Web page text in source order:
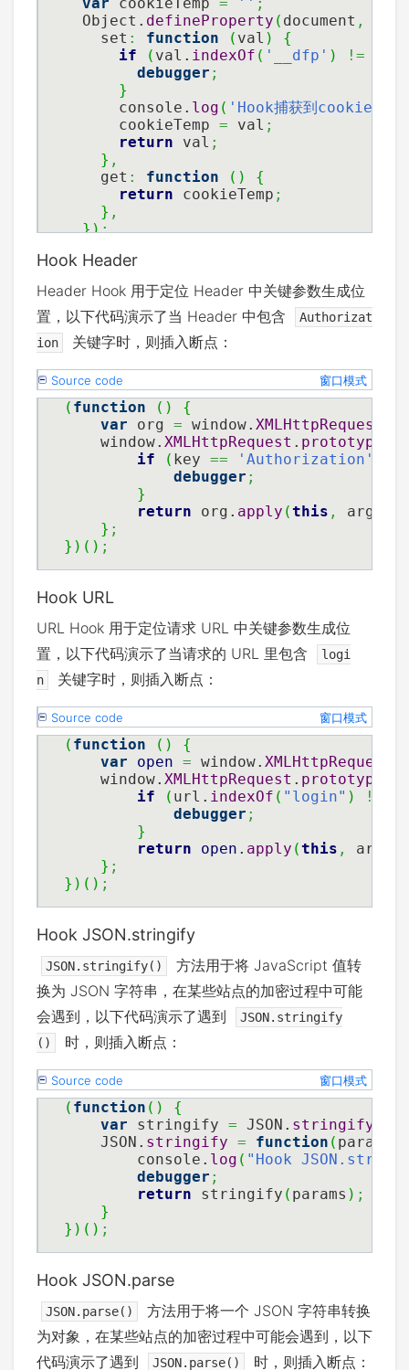
  Object.
defineProperty ( document ,
    set
: function ( val )
{
if
( val. indexOf ( '__dfp' ) !=
debugger ;
}
      console.
log ( 'Hook捕获到cookie设
      cookieTemp
= val ;
return val ;
} ,
    get
: function ( )
{
return cookieTemp ;
} ,
});
(function
'use strict'
var org = document.cookie
    document.__defineSetter__
(
if ( cookie. indexOf('__dfp'
debugger
}
        org
= cookie;
});
    document.__defineGetter__
(
return org;
Hook Header
Header Hook 用于定位 Header 中关键参数生成位
置，以下代码演示了当 Header 中包含
Authorizat
ion
关键字时，则插入断点：
Source code 窗口模式
( function ( )
{
var org = window. XMLHttpRequest
    window.
XMLHttpRequest . prototype
if
( key == 'Authorization'
debugger ;
}
return org. apply (this ,
} ;
} ) ( ) ;
Hook URL
URL Hook 用于定位请求 URL 中关键参数生成位
置，以下代码演示了当请求的 URL 里包含
logi
n
关键字时，则插入断点：
Source code 窗口模式
( function ( )
{
var
open = window. XMLHttpRequest
    window.
XMLHttpRequest . prototype
if
( url. indexOf ( "login" ) !=
debugger ;
}
return
open . apply (this ,
} ;
} ) ( ) ;
Hook JSON.stringify
JSON.stringify()
方法用于将 JavaScript 值转
换为 JSON 字符串，在某些站点的加密过程中可能
会遇到，以下代码演示了遇到
JSON.stringify
()
时，则插入断点：
Source code 窗口模式
( function ( )
{
var stringify = JSON. stringify
    JSON.
stringify = function ( params
        console.
log ( "Hook
debugger ;
return stringify ( params ) ;
}
} ) ( ) ;
Hook JSON.parse
JSON.parse()
方法用于将一个 JSON 字符串转换
为对象，在某些站点的加密过程中可能会遇到，以下
代码演示了遇到
JSON.parse() 时，则插入断点：